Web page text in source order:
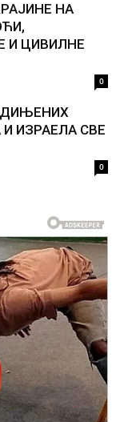
НА
И ЦИВИЛНЕ
0
ИЗРАЕЛА СВЕ
0